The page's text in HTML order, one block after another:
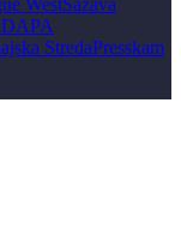
WestSázava
StredaPresskam